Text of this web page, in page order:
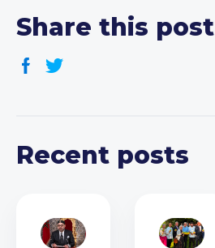
Share this post
Recent posts